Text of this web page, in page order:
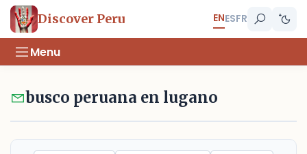
Discover Peru ENESFR
Menu
busco peruana en lugano